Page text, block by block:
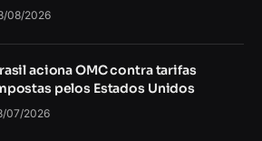
08/2026
aciona OMC contra tarifas
pelos Estados Unidos
07/2026